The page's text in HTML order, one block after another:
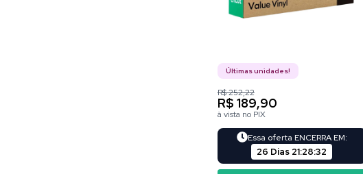
Últimas unidades!
R$ 252,22
R$ 189,90
à vista no PIX
Essa oferta ENCERRA EM:
26 Dias 21:28:31